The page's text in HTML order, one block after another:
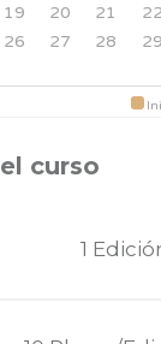
19 20 21 22
26 27 28 29
curso
1